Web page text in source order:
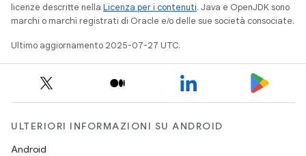
licenze descritte nella Licenza per i contenuti. Java e OpenJDK sono
marchi o marchi registrati di Oracle e/o delle sue società consociate.
Ultimo aggiornamento 2025-07-27 UTC.
ULTERIORI INFORMAZIONI SU ANDROID
Android